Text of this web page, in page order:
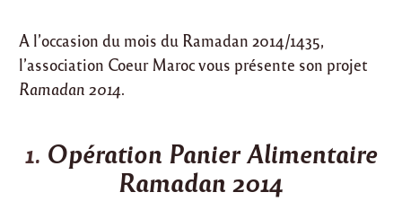
A l’occasion du mois du Ramadan 2014/1435,
l’association Coeur Maroc vous présente son projet
Ramadan 2014.
1. Opération Panier Alimentaire
Ramadan 2014